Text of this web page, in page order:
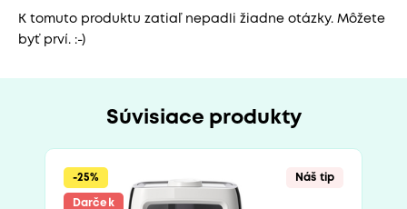
K tomuto produktu zatiaľ nepadli žiadne otázky. Môžete
byť prví. :-)
Súvisiace produkty
Darček
-25% Náš tip